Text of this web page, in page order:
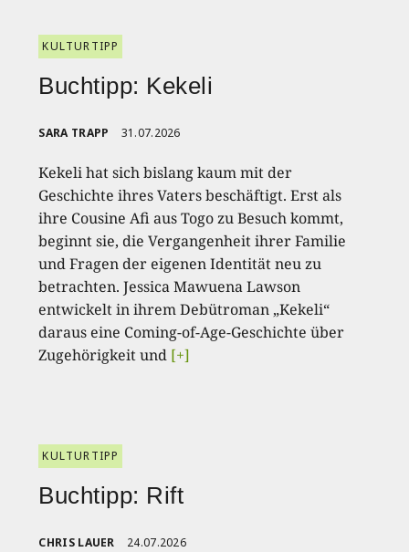
KULTURTIPP
Buchtipp: Kekeli
SARA TRAPP 31.07.2026
Kekeli hat sich bislang kaum mit der
Geschichte ihres Vaters beschäftigt. Erst als
ihre Cousine Afi aus Togo zu Besuch kommt,
beginnt sie, die Vergangenheit ihrer Familie
und Fragen der eigenen Identität neu zu
betrachten. Jessica Mawuena Lawson
entwickelt in ihrem Debütroman „Kekeli“
daraus eine Coming-of-Age-Geschichte über
Zugehörigkeit und [+]
KULTURTIPP
Buchtipp: Rift
CHRIS LAUER 24.07.2026